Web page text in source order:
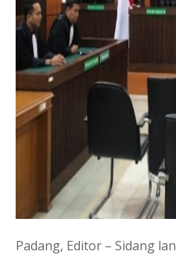
Padang, Editor – Sidang